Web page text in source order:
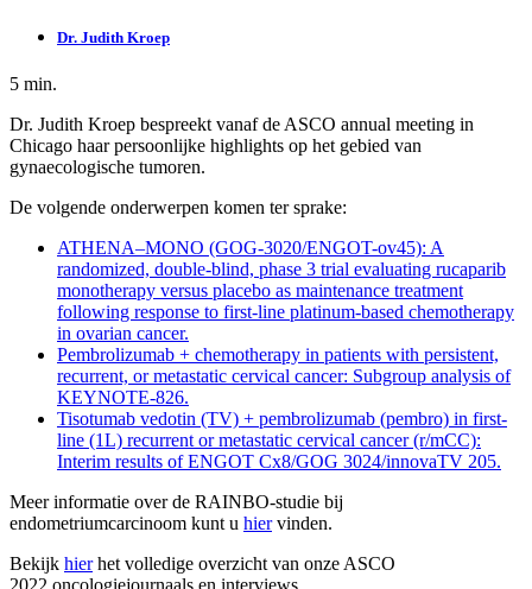
Dr. Judith Kroep
5 min.
Dr. Judith Kroep bespreekt vanaf de ASCO annual meeting in
Chicago haar persoonlijke highlights op het gebied van
gynaecologische tumoren.
De volgende onderwerpen komen ter sprake:
ATHENA–MONO (GOG-3020/ENGOT-ov45): A
randomized, double-blind, phase 3 trial evaluating rucaparib
monotherapy versus placebo as maintenance treatment
following response to first-line platinum-based chemotherapy
in ovarian cancer.
Pembrolizumab + chemotherapy in patients with persistent,
recurrent, or metastatic cervical cancer: Subgroup analysis of
KEYNOTE-826.
Tisotumab vedotin (TV) + pembrolizumab (pembro) in first-
line (1L) recurrent or metastatic cervical cancer (r/mCC):
Interim results of ENGOT Cx8/GOG 3024/innovaTV 205.
Meer informatie over de RAINBO-studie bij
endometriumcarcinoom kunt u hiervinden.
Bekijk hierhet volledige overzicht van onze ASCO
2022 oncologiejournaals en interviews.